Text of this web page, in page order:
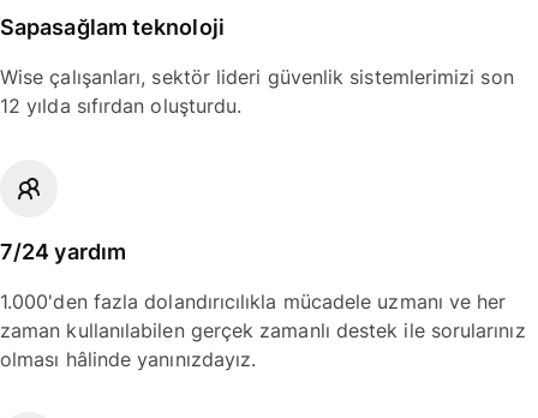
Sapasağlam teknoloji
Wise çalışanları, sektör lideri güvenlik sistemlerimizi son
12 yılda sıfırdan oluşturdu.
7/24 yardım
1.000'den fazla dolandırıcılıkla mücadele uzmanı ve her
zaman kullanılabilen gerçek zamanlı destek ile sorularınız
olması hâlinde yanınızdayız.